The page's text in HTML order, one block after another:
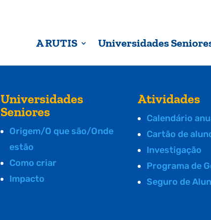
A RUTIS Universidades
Universidades
Seniores
Origem/O que são/Onde
estão
Como criar
Impacto
Atividades
Calendário
Cartão de
Investigação
Programa de
Seguro de